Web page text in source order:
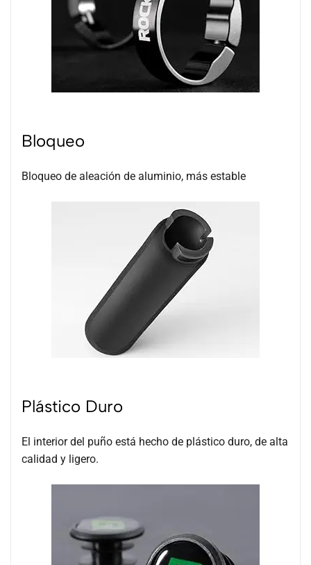
Bloqueo
Bloqueo de aleación de aluminio, más estable
Plástico Duro
El interior del puño está hecho de plástico duro, de alta
calidad y ligero.